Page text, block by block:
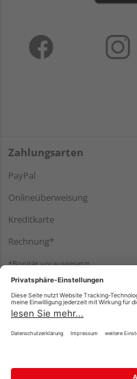
Zahlungsarten
PayPal
Onlineüberweisung
Kreditkarte
Rechnung*
*Bonität vorausgesetzt
Impressum